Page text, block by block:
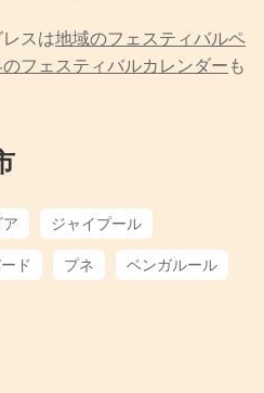
スは地域のフェスティバルペ
フェスティバルカレンダーも
ア
ジャイプール
ド プネ
ベンガルール